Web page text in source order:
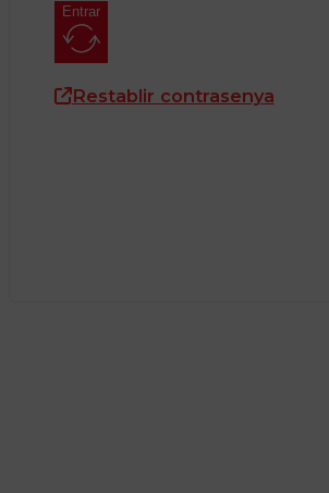
Entrar
Restablir contrasenya